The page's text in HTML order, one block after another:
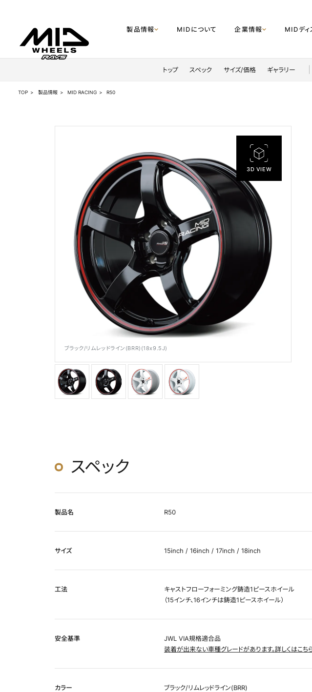
製品情報 MIDについて 企業情報 MIDディ
トップ スペック サイズ/価格 ギャラリー
製品情報
メディア
TOP 製品情報 MID RACING R50
3D VIEW
ブラック/リムレッドライン(BRR)(18x9.5J)
スペック
製品名 R50
サイズ 15inch / 16inch / 17inch / 18inch
工法
キャストフローフォーミング鋳造1ピースホイール
（15インチ、16インチは鋳造1ピースホイール）
安全基準
JWL VIA規格適合品
装着が出来ない車種グレードがあります。詳しくはこち
カラー
ブラック/リムレッドライン(BRR)